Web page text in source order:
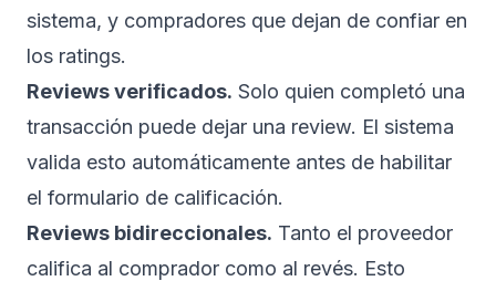
sistema, y compradores que dejan de confiar en
los ratings.
Reviews verificados. Solo quien completó una
transacción puede dejar una review. El sistema
valida esto automáticamente antes de habilitar
el formulario de calificación.
Reviews bidireccionales. Tanto el proveedor
califica al comprador como al revés. Esto